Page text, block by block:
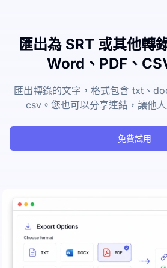
匯出為 SRT 或其他轉
Word、PDF、
匯出轉錄的文字，格式包含 txt、
csv。您也可以分享連結，讓他
免費試用